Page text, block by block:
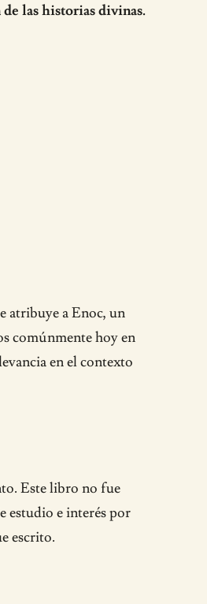
de las historias divinas.
atribuye a Enoc, un
comúnmente hoy en
en el contexto
Este libro no fue
estudio e interés por
escrito.